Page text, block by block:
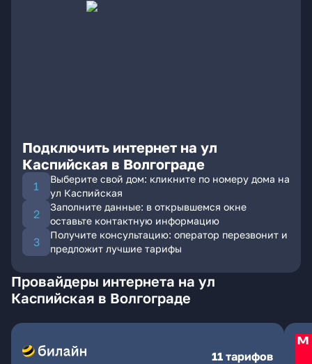
Подключить интернет на ул
Каспийская в Волгограде
Выберите свой дом: кликните по номеру дома на
ул Каспийская
Заполните данные: в открывшемся окне
оставьте контактную информацию
Получите консультацию: оператор перезвонит и
предложит лучшие тарифы
Провайдеры интернета на ул
Каспийская в Волгограде
11 тарифов